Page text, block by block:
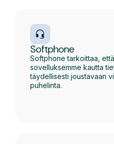
Softphone
Softphone tarkoittaa,
sovelluksemme kautta
täydellisesti joustavaan
puhelinta.